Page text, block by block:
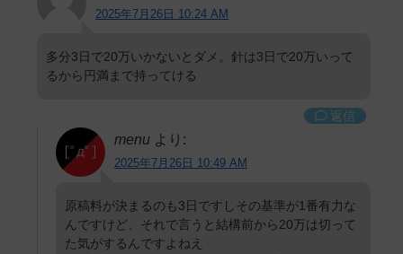
2025年7月26日 10:24 AM
多分3日で20万いかないとダメ。針は3日で20万いって
るから円満まで持ってける
返信
menu より:
2025年7月26日 10:49 AM
原稿料が決まるのも3日ですしその基準が1番有力な
んですけど、それで言うと結構前から20万は切って
た気がするんですよねえ